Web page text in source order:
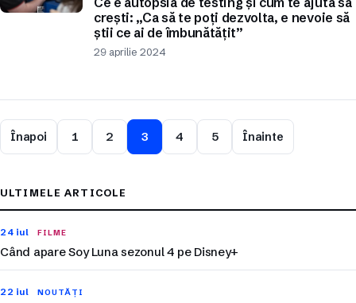
crești: „Ca să te poți dezvolta, e nevoie să
știi ce ai de îmbunătățit”
29 aprilie 2024
Înapoi 1 2 3 4 5 Înainte
ULTIMELE ARTICOLE
24 iul FILME
Când apare Soy Luna sezonul 4 pe Disney+
22 iul NOUTĂȚI